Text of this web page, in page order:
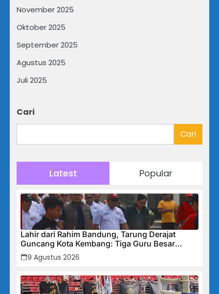
November 2025
Oktober 2025
September 2025
Agustus 2025
Juli 2025
Cari
Cari
Latest Popular
Lahir dari Rahim Bandung, Tarung Derajat
Guncang Kota Kembang: Tiga Guru Besar
Hadirkan Semangat Baru, Linmas Dijadikan
Garda Keamanan Terlatih
9 Agustus 2026